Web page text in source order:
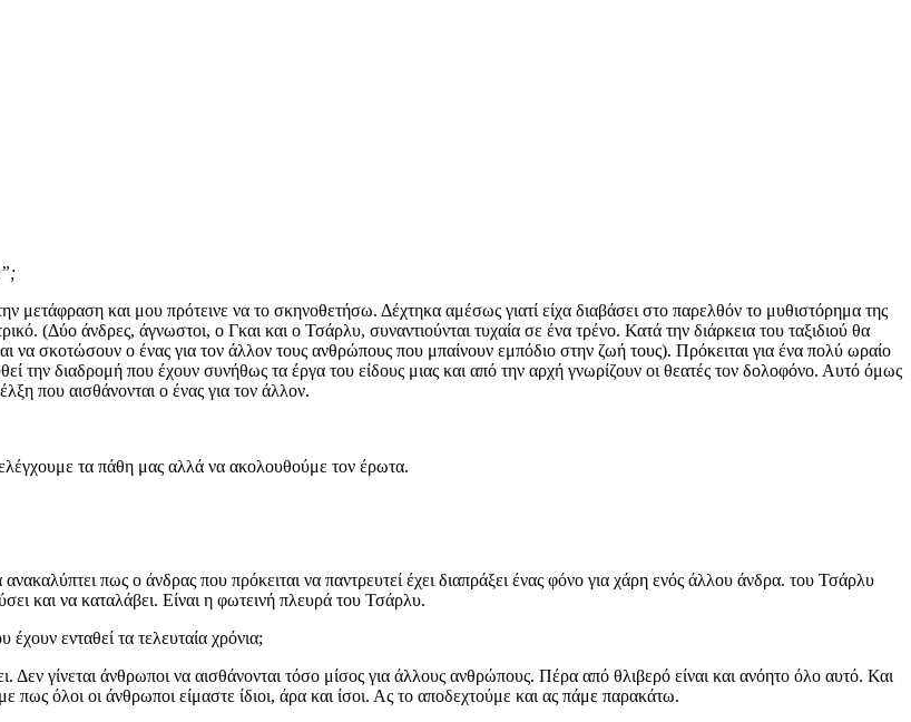
και μου πρότεινε να το σκηνοθετήσω. Δέχτηκα αμέσως γιατί είχα διαβάσει στο παρελθόν το μυθιστόρημα της
(Δύο άνδρες, άγνωστοι, ο Γκαι και ο Τσάρλυ, συναντιούνται τυχαία σε ένα τρένο. Κατά την διάρκεια του ταξιδιού θα
να σκοτώσουν ο ένας για τον άλλον τους ανθρώπους που μπαίνουν εμπόδιο στην ζωή τους). Πρόκειται για ένα πολύ ωραίο
την διαδρομή που έχουν συνήθως τα έργα του είδους μιας και από την αρχή γνωρίζουν οι θεατές τον δολοφόνο. Αυτό όμως
που αισθάνονται ο ένας για τον άλλον.
τα πάθη μας αλλά να ακολουθούμε τον έρωτα.
πως ο άνδρας που πρόκειται να παντρευτεί έχει διαπράξει ένας φόνο για χάρη ενός άλλου άνδρα. του Τσάρλυ
και να καταλάβει. Είναι η φωτεινή πλευρά του Τσάρλυ.
ενταθεί τα τελευταία χρόνια;
γίνεται άνθρωποι να αισθάνονται τόσο μίσος για άλλους ανθρώπους. Πέρα από θλιβερό είναι και ανόητο όλο αυτό. Και
πως όλοι οι άνθρωποι είμαστε ίδιοι, άρα και ίσοι. Ας το αποδεχτούμε και ας πάμε παρακάτω.